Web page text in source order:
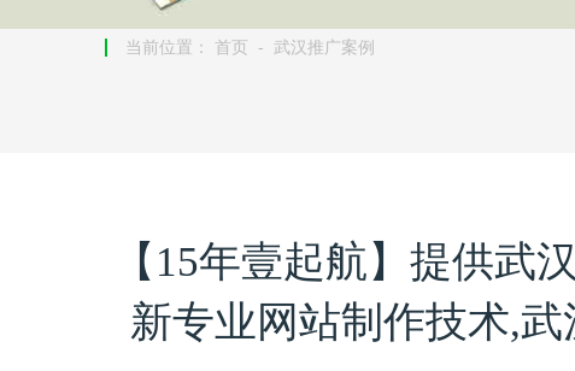
当前位置： 首页 - 武汉推广案例
【15年壹起航】提供武
新专业网站制作技术,